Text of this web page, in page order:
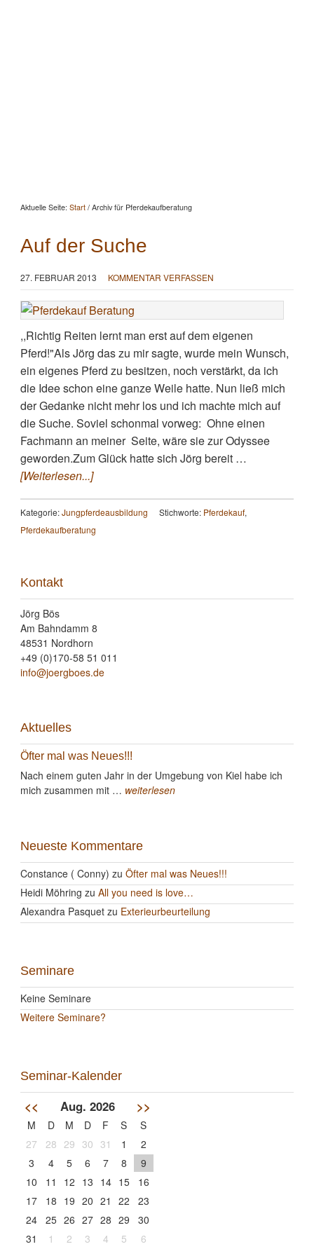
Aktuelle Seite: Start /Archiv für Pferdekaufberatung
Auf der Suche
27. FEBRUAR 2013 KOMMENTAR VERFASSEN
,,Richtig Reiten lernt man erst auf dem eigenen
Pferd!"Als Jörg das zu mir sagte, wurde mein Wunsch,
ein eigenes Pferd zu besitzen, noch verstärkt, da ich
die Idee schon eine ganze Weile hatte. Nun ließ mich
der Gedanke nicht mehr los und ich machte mich auf
die Suche. Soviel schonmal vorweg: Ohne einen
Fachmann an meiner Seite, wäre sie zur Odyssee
geworden.Zum Glück hatte sich Jörg bereit …
[Weiterlesen...]
Kategorie:Jungpferdeausbildung Stichworte: Pferdekauf,
Pferdekaufberatung
Kontakt
Jörg Bös
Am Bahndamm 8
48531 Nordhorn
+49 (0)170-58 51 011
info@joergboes.de
Aktuelles
Öfter mal was Neues!!!
Nach einem guten Jahr in der Umgebung von Kiel habe ich
mich zusammen mit … weiterlesen
Neueste Kommentare
Constance ( Conny) zu Öfter mal was Neues!!!
Heidi Möhring zu All you need is love…
Alexandra Pasquetzu Exterieurbeurteilung
Seminare
Keine Seminare
Weitere Seminare?
Seminar-Kalender
<< Aug. 2026 >>
M D M D F S
S
27
28 29 30 31 1
2
3
4 5 6 7 8
9
10
11 12 13 14 15
16
17
18 19 20 21 22
23
24
25 26 27 28 29
30
31
1 2 3 4 5 6